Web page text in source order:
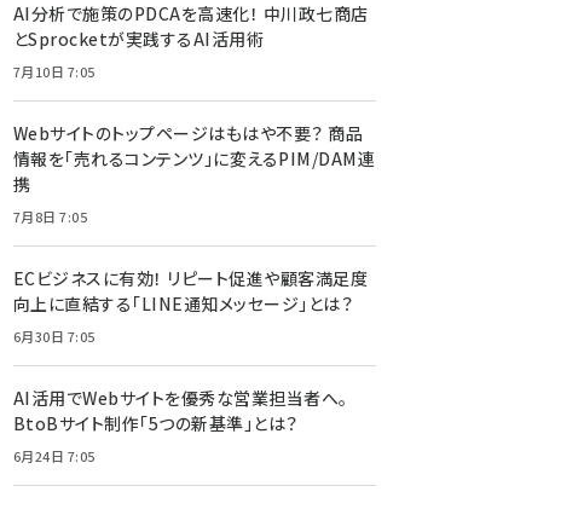
AI分析で施策のPDCAを高速化！ 中川政七商店
とSprocketが実践するAI活用術
7月10日 7:05
Webサイトのトップページはもはや不要？ 商品
情報を「売れるコンテンツ」に変えるPIM/DAM連
携
7月8日 7:05
ECビジネスに有効！ リピート促進や顧客満足度
向上に直結する「LINE通知メッセージ」とは？
6月30日 7:05
AI活用でWebサイトを優秀な営業担当者へ。
BtoBサイト制作「5つの新基準」とは？
6月24日 7:05